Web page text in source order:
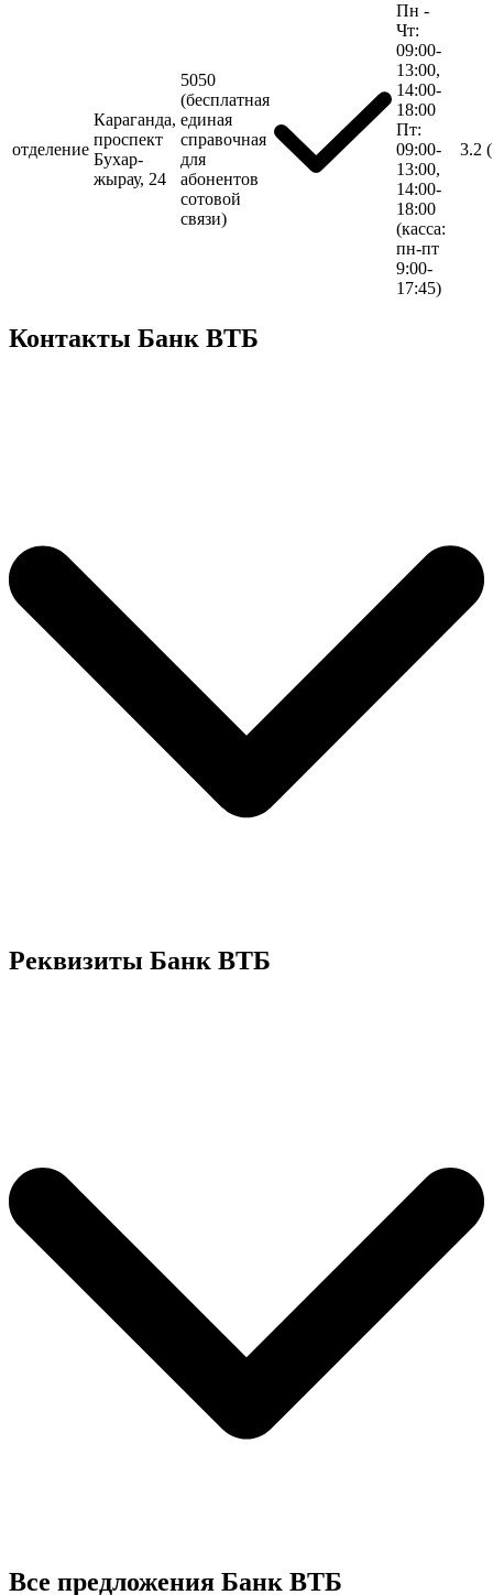
отделение
Караганда,
проспект
Бухар-
жырау, 24
5050
(бесплатная
единая
справочная
для
абонентов
сотовой
связи)
Пн -
Чт:
09:00-
13:00,
14:00-
18:00
Пт:
09:00-
13:00,
14:00-
18:00
(касса:
пн-пт
9:00-
17:45)
3.2
Контакты Банк ВТБ
Реквизиты Банк ВТБ
Все предложения Банк ВТБ